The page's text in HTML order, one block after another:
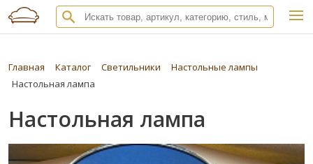
Главная Каталог Светильники
Настольные лампы
Настольная лампа
Настольная лампа